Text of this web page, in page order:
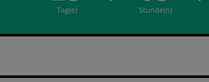
Tag(e) Stunde(n)